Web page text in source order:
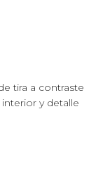
tira a contraste
y detalle